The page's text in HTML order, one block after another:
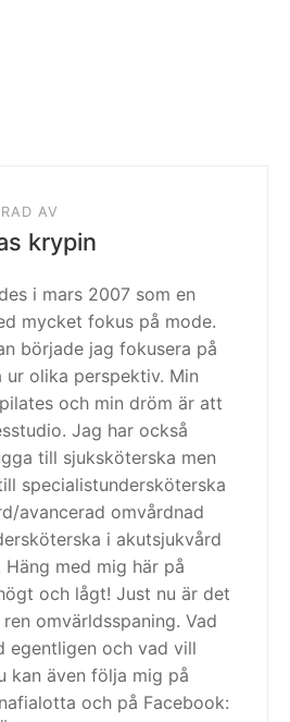
AV
krypin
i mars 2007 som en
mycket fokus på mode.
började jag fokusera på
ur olika perspektiv. Min
och min dröm är att
Jag har också
till sjuksköterska men
specialistundersköterska
avancerad omvårdnad
i akutsjukvård
med mig här på
och lågt! Just nu är det
omvärldsspaning. Vad
egentligen och vad vill
kan även följa mig på
och på Facebook: